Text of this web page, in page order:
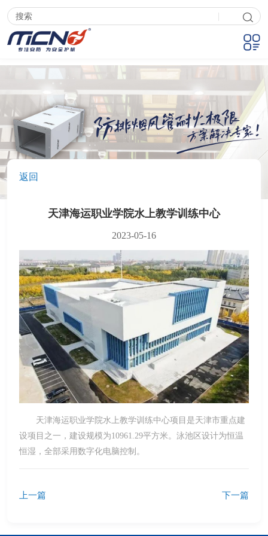
|
返回
天津海运职业学院水上教学训练中心
2023-05-16
天津海运职业学院水上教学训练中心项目是天津市重点建
设项目之一，建设规模为10961.29平方米。泳池区设计为恒温
恒湿，全部采用数字化电脑控制。
上一篇 下一篇